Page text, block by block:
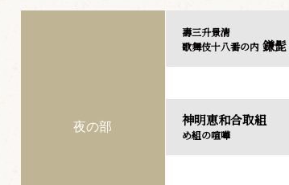
夜の部
壽三升景清
歌舞伎十八番の内鎌髭
神明恵和合取組
め組の喧嘩